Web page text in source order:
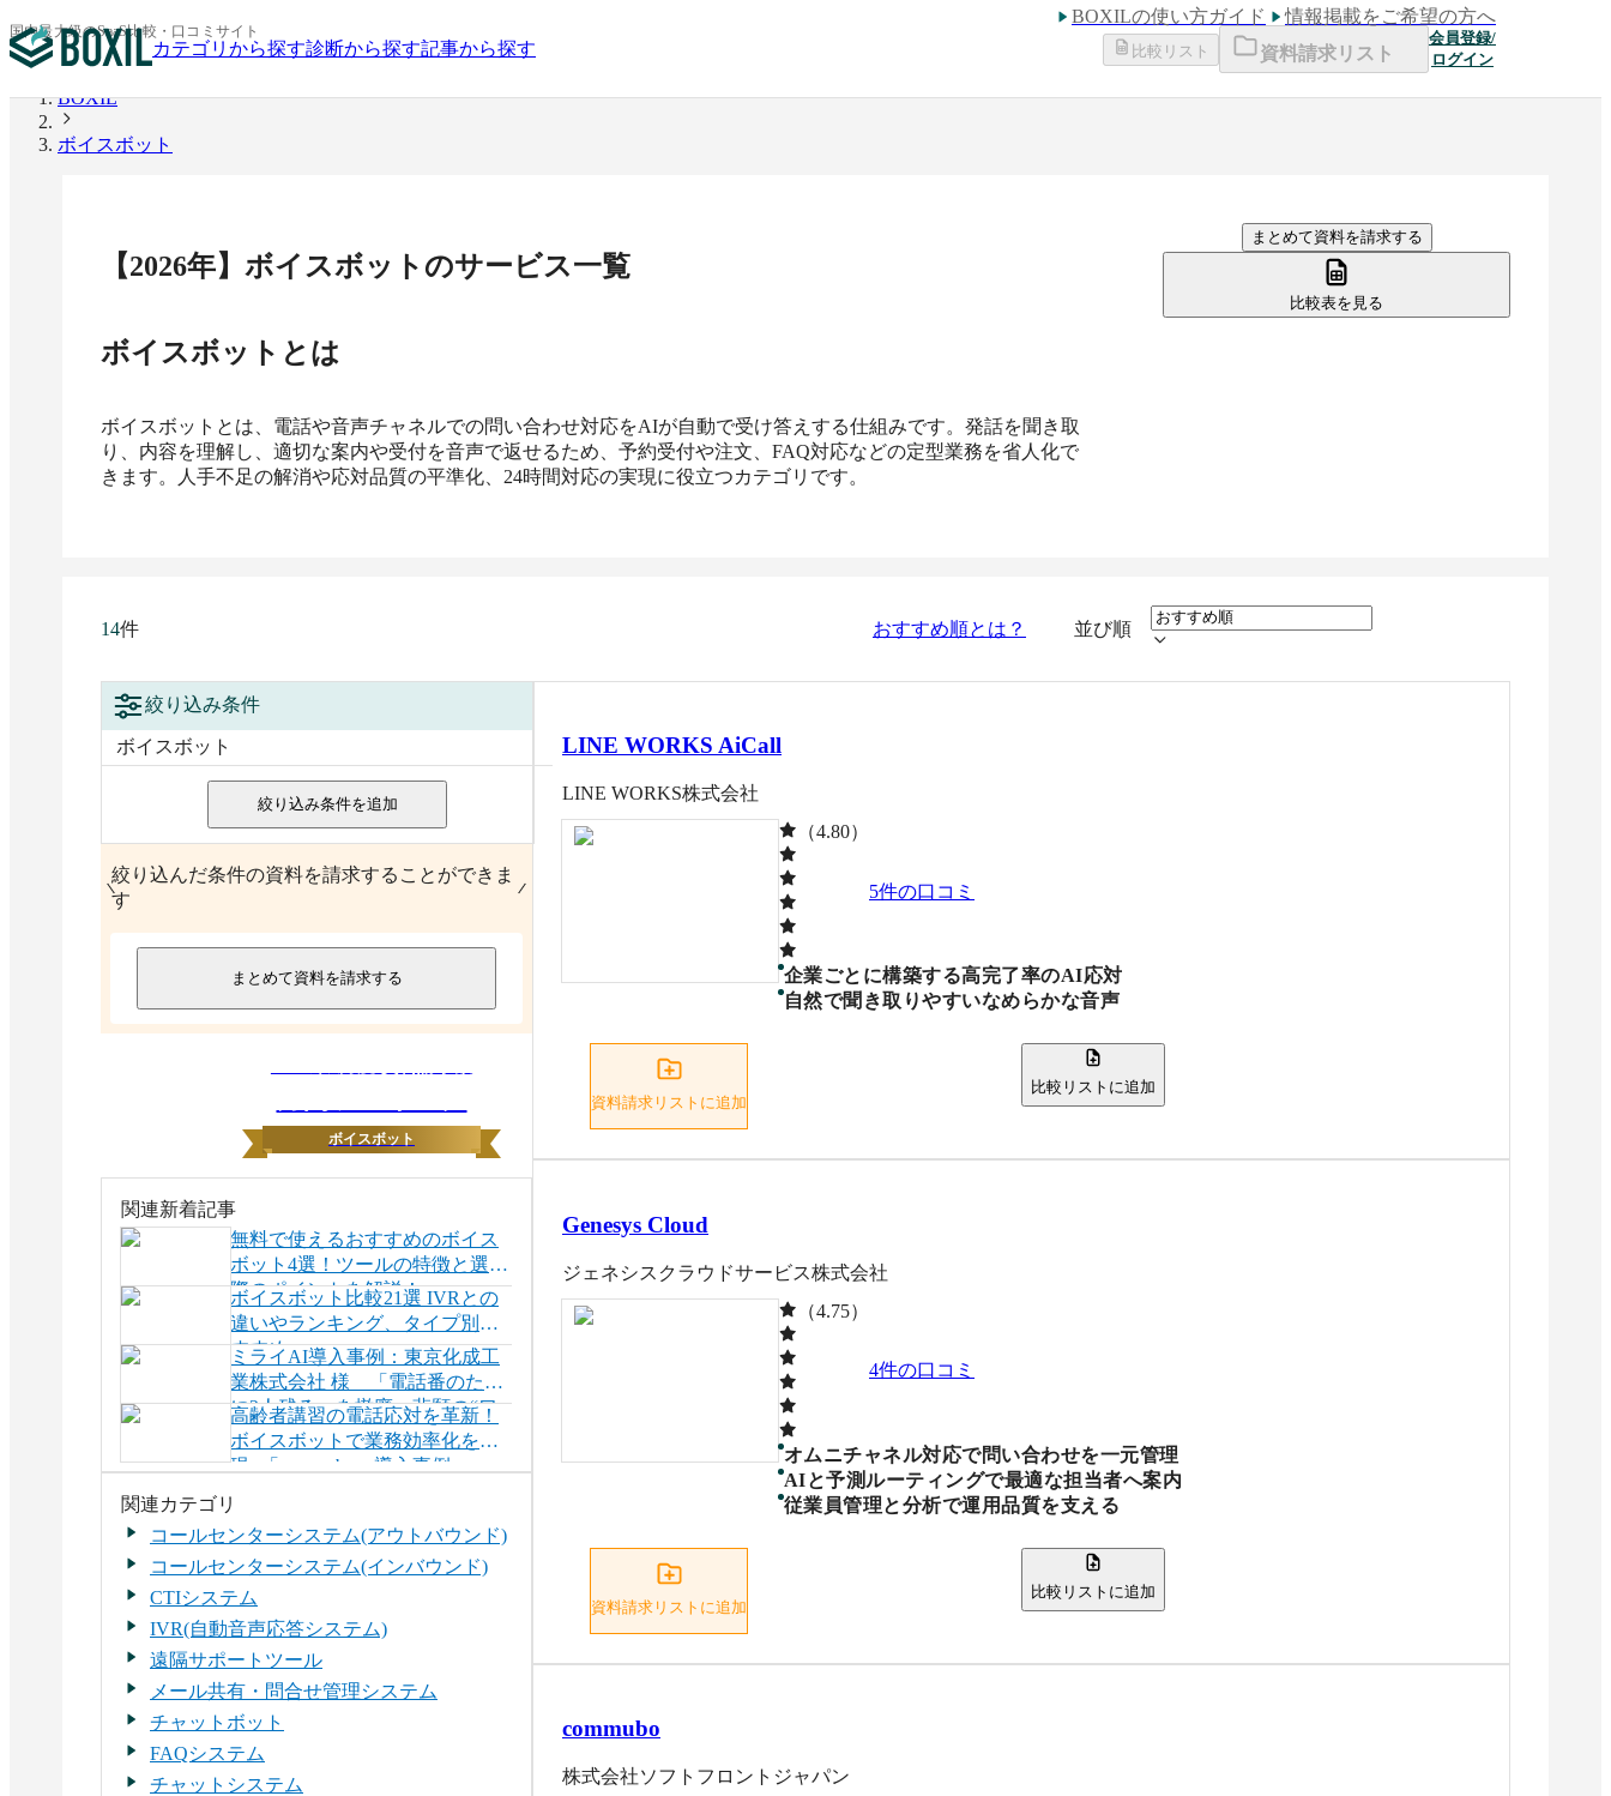
国内最大級のSaaS比較・口コミサイト
BOXILの使い方ガイド
情報掲載をご希望の方へ
カテゴリから探す診断から探す記事から探す 比較リスト 資料請求リスト
会員登録/
ログイン
BOXIL
ボイスボット
【2026年】 ボイスボット のサービス一覧
ボイスボット とは
ボイスボットとは、電話や音声チャネルでの問い合わせ対応をAIが自動で受け答えする仕組みです。発話を聞き取
り、内容を理解し、適切な案内や受付を音声で返せるため、予約受付や注文、FAQ対応などの定型業務を省人化で
きます。人手不足の解消や応対品質の平準化、24時間対応の実現に役立つカテゴリです。
まとめて資料を請求する
比較表を見る
14件 おすすめ順とは？ 並び順
絞り込み条件
ボイスボット
絞り込み条件を追加
絞り込んだ条件の資料を請求することができま
す
まとめて資料を請求する
ボイスボット
関連新着記事
無料で使えるおすすめのボイス
ボット4選！ツールの特徴と選ぶ
際のポイントを解説！
ボイスボット比較21選 IVRとの
違いやランキング、タイプ別お
すすめ
ミライAI導入事例：東京化成工
業株式会社 様 「電話番のため
に2人残る」を撤廃。悲願の“ワ
ンオペ”を実現したバックオフィ
スDX [PR]
高齢者講習の電話応対を革新！
ボイスボットで業務効率化を実
現 -「commubo」導入事例
関連カテゴリ
コールセンターシステム(アウトバウンド)
コールセンターシステム(インバウンド)
CTIシステム
IVR(自動音声応答システム)
遠隔サポートツール
メール共有・問合せ管理システム
チャットボット
FAQシステム
チャットシステム
LINE WORKS AiCall
LINE WORKS株式会社
（4.80）
5件の口コミ
企業ごとに構築する高完了率のAI応対
自然で聞き取りやすいなめらかな音声
資料請求リストに追加
比較リストに追加
Genesys Cloud
ジェネシスクラウドサービス株式会社
（4.75）
4件の口コミ
オムニチャネル対応で問い合わせを一元管理
AIと予測ルーティングで最適な担当者へ案内
従業員管理と分析で運用品質を支える
資料請求リストに追加
比較リストに追加
commubo
株式会社ソフトフロントジャパン